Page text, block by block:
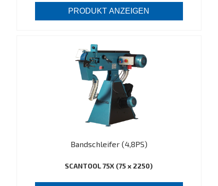
PRODUKT ANZEIGEN
Bandschleifer (4,8PS)
SCANTOOL 75X (75 x 2250)